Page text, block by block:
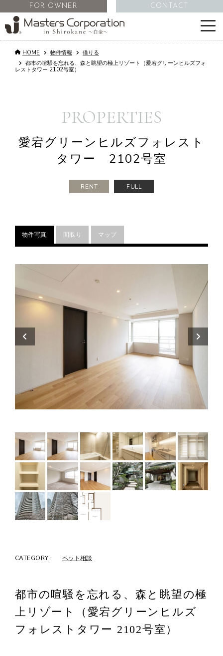
サービス
不動産管理
会社情報
FOR OWNER CONTACT
HOME 物件情報
借りる
都市の喧騒を忘れる、森と眺望の極上リゾート（愛宕グリーンヒルズフォ
レストタワー 2102号室）
PROPERTIES
愛宕グリーンヒルズフォレスト
タワー 2102号室
RENT FULL
物件写真 間取り マップ
CATEGORY : ペット相談
都市の喧騒を忘れる、森と眺望の極
上リゾート（愛宕グリーンヒルズ
フォレストタワー 2102号室）